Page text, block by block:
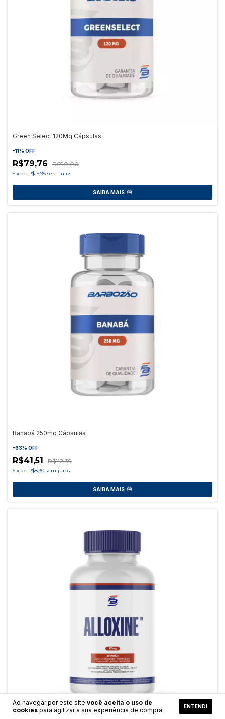
Ao navegar por este site você aceita o uso de
cookies para agilizar a sua experiência de compra. ENTENDI
Green Select 120Mg Cápsulas
-11% OFF
R$79,76 R$90,00
5 x de R$15,95 sem juros
SAIBA MAIS
Banabá 250mg Cápsulas
-63% OFF
R$41,51 R$112,39
5 x de R$8,30 sem juros
SAIBA MAIS